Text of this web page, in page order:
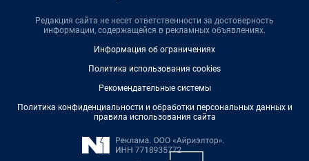
Редакция сайта не несет ответственности за достоверность
информации, содержащейся в рекламных объявлениях.
Информация об ограничениях
Политика использования cookies
Рекомендательные системы
Политика конфиденциальности и обработки персональных данных и
правила использования сайта